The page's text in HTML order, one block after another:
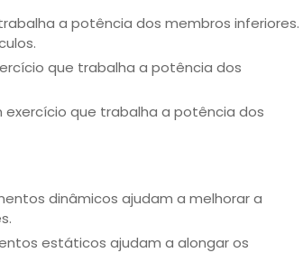
a potência dos membros inferiores.
que trabalha a potência dos
exercício que trabalha a potência dos
dinâmicos ajudam a melhorar a
estáticos ajudam a alongar os